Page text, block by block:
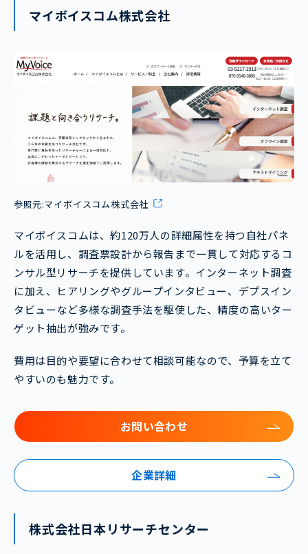
マイボイスコム株式会社
参照元:マイボイスコム株式会社
マイボイスコムは、約120万人の詳細属性を持つ自社パネ
ルを活用し、調査票設計から報告まで一貫して対応するコ
ンサル型リサーチを提供しています。インターネット調査
に加え、ヒアリングやグループインタビュー、デプスイン
タビューなど多様な調査手法を駆使した、精度の高いター
ゲット抽出が強みです。
費用は目的や要望に合わせて相談可能なので、予算を立て
やすいのも魅力です。
お問い合わせ
企業詳細
株式会社日本リサーチセンター